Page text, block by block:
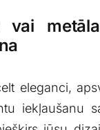
vai
eleganci,
iekļaušanu‍